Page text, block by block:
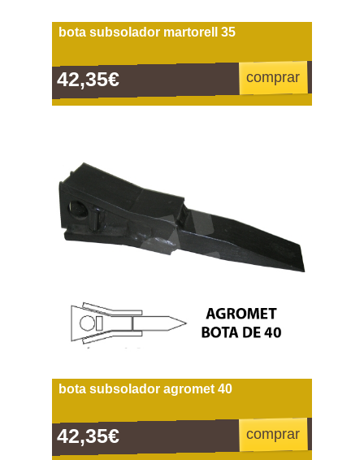
bota subsolador martorell 35
42,35€ comprar
bota subsolador agromet 40
42,35€ comprar